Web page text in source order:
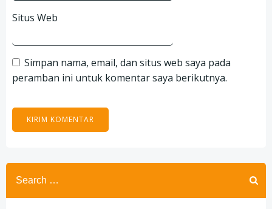
Situs Web
Simpan nama, email, dan situs web saya pada
peramban ini untuk komentar saya berikutnya.
Search
for: